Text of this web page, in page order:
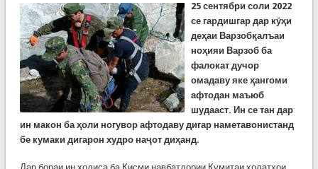
25 сентябри соли 2022
се гардишгар дар кӯҳи
деҳаи Варзобқалъаи
ноҳияи Варзоб ба
фалокат дучор
омадаву яке ҳангоми
афтодан маъюб
шудааст. Ин се тан дар
ин макон ба ҳоли ногувор афтодаву дигар наметавонистанд
бе кумаки дигарон худро наҷот диҳанд.